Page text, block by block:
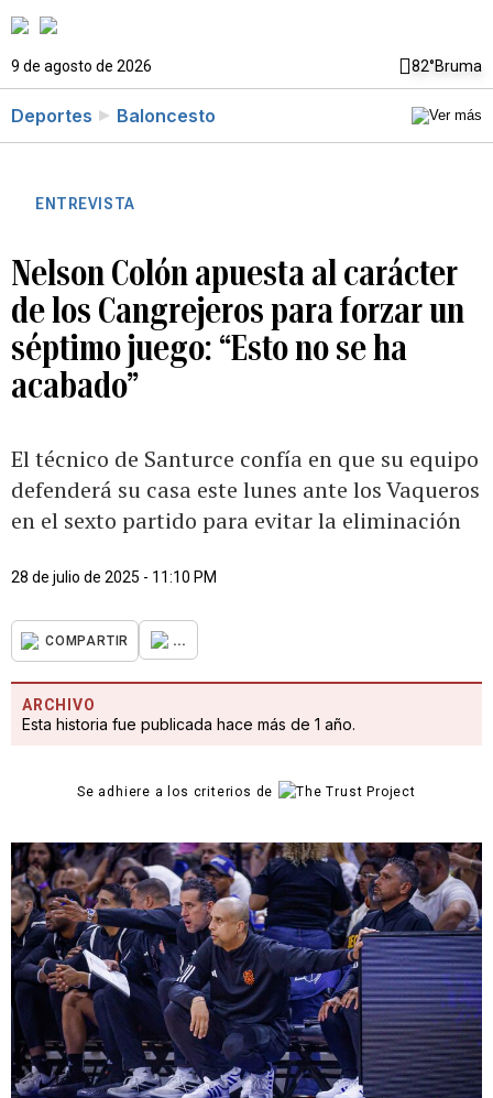
9 de agosto de 2026 82°Bruma
Deportes Baloncesto
ENTREVISTA
Nelson Colón apuesta al carácter
de los Cangrejeros para forzar un
séptimo juego: “Esto no se ha
acabado”
El técnico de Santurce confía en que su equipo
defenderá su casa este lunes ante los Vaqueros
en el sexto partido para evitar la eliminación
28 de julio de 2025 - 11:10 PM
COMPARTIR ...
ARCHIVO
Esta historia fue publicada hace más de 1 año.
Se adhiere a los criterios de